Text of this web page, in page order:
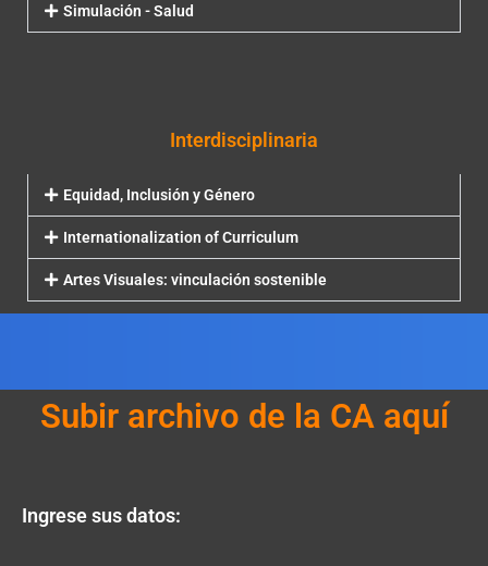
Simulación - Salud
Interdisciplinaria
Equidad, Inclusión y Género
Internationalization of Curriculum
Artes Visuales: vinculación sostenible
Subir archivo de la CA aquí
Ingrese sus datos: